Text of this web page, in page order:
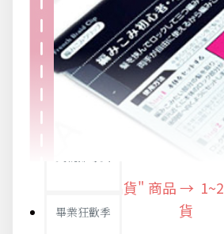
浪漫好禮
熱銷商品-超夯小物盡在這裡
畢業狂歡季
"快速出貨" 商品 → 1~2
貨